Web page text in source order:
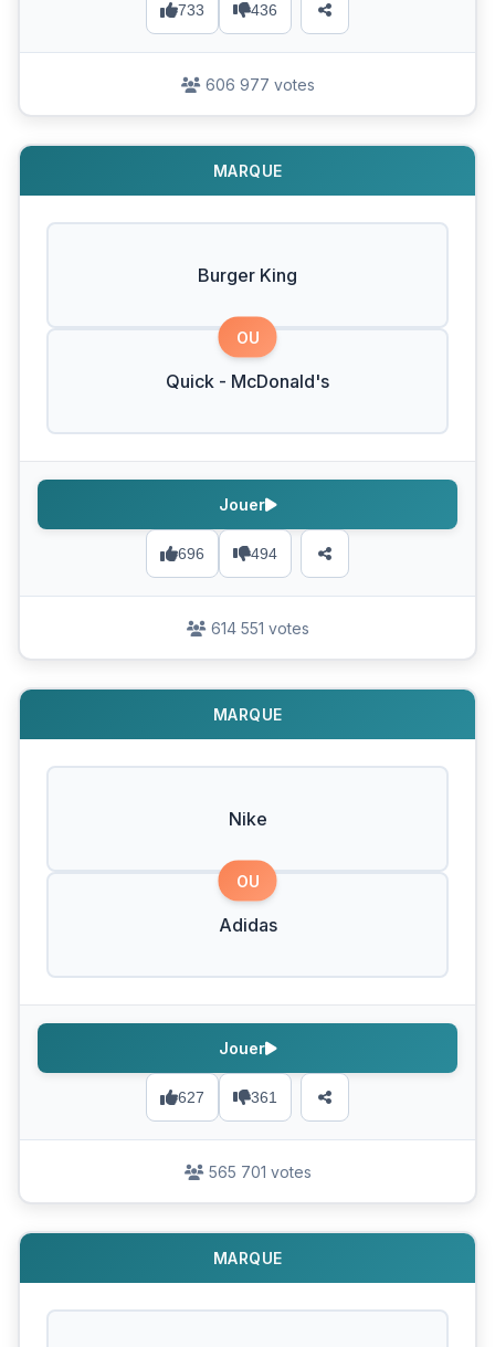
733 436
606 977 votes
MARQUE
Burger King
OU
Quick - McDonald's
696 494
Jouer
614 551 votes
MARQUE
Nike
OU
Adidas
627 361
Jouer
565 701 votes
MARQUE